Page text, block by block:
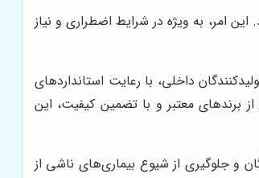
امر، به ویژه در شرایط اضطراری و نیاز
داخلی، با رعایت استانداردهای
از برندهای معتبر و با تضمین کیفیت، این
و جلوگیری از شیوع بیماری‌های ناشی از